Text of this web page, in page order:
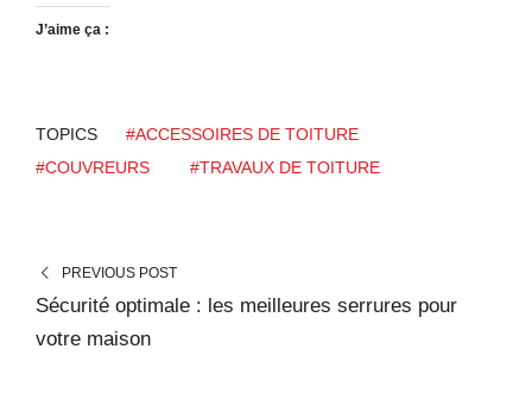
J’aime ça :
TOPICS
#ACCESSOIRES DE TOITURE
#COUVREURS
#TRAVAUX DE TOITURE
PREVIOUS POST
Sécurité optimale : les meilleures serrures pour
votre maison